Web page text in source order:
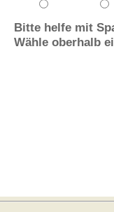
Bitte helfe mit
Wähle oberhalb